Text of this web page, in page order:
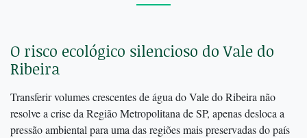
O risco ecológico silencioso do Vale do
Ribeira
Transferir volumes crescentes de água do Vale do Ribeira não
resolve a crise da Região Metropolitana de SP, apenas desloca a
pressão ambiental para uma das regiões mais preservadas do país